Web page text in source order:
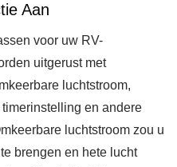
Aan
voor uw RV-
uitgerust met
luchtstroom,
en andere
luchtstroom zou u
brengen en hete lucht